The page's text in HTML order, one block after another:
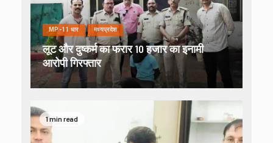
MP-11 धार मध्यप्रदेश
लूट और दुष्कर्म का फरार 10 हजार का इनामी
आरोपी गिरफ्तार
1 min read